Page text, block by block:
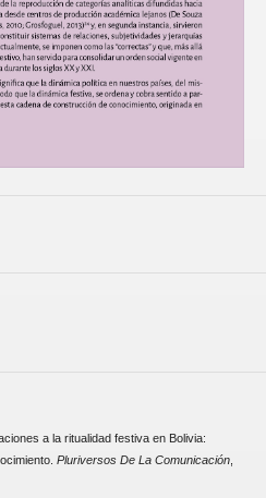
a la ritualidad festiva en Bolivia:
Pluriversos De La Comunicación,